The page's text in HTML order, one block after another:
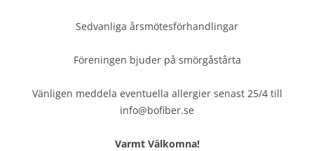
Sedvanliga årsmötesförhandlingar
Föreningen bjuder på smörgåstårta
Vänligen meddela eventuella allergier senast 25/4 till
info@bofiber.se
Varmt Välkomna!